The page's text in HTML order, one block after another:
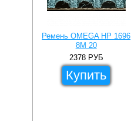
Ремень OMEGA HP 1696
8M 20
2378 РУБ
Купить